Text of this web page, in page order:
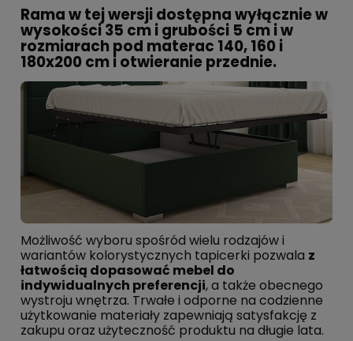
Rama w tej wersji dostępna wyłącznie w
wysokości 35 cm i grubości 5 cm i w
rozmiarach pod materac 140, 160 i
180x200 cm i otwieranie przednie.
Możliwość wyboru spośród wielu rodzajów i
wariantów kolorystycznych tapicerki pozwala z
łatwością dopasować mebel do
indywidualnych preferencji, a także obecnego
wystroju wnętrza. Trwałe i odporne na codzienne
użytkowanie materiały zapewniają satysfakcję z
zakupu oraz użyteczność produktu na długie lata.